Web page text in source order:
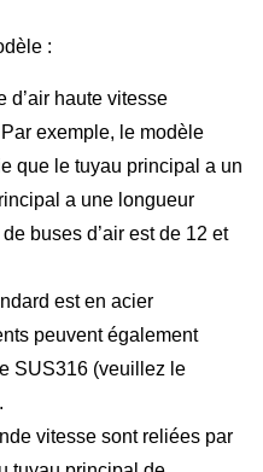
:
d’air haute vitesse
exemple, le modèle
que le tuyau principal a un
a une longueur
buses d’air est de 12 et
est en acier
peuvent également
SUS316 (veuillez le
vitesse sont reliées par